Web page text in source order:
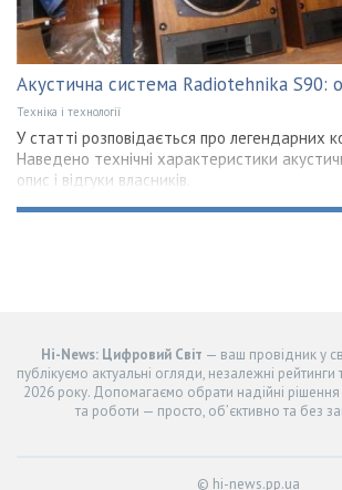
Акустична система Radiotehnika S90:
Техніка і технології
У статті розповідається про легендарних
Наведено технічні характеристики
опис і відгуки власників.
Hi-News: Цифровий Світ — ваш провідник у
публікуємо актуальні огляди, незалежні рейтинги
2026 року. Допомагаємо обрати надійні
та роботи — просто, об’єктивно та без
© hi-news.pp.ua